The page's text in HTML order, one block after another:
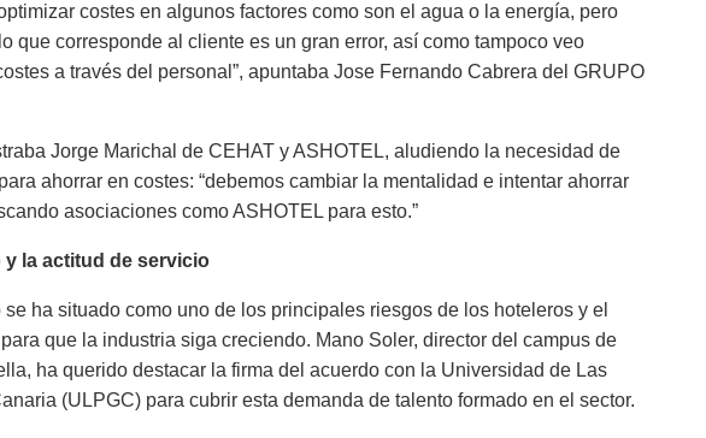
costes en algunos factores como son el agua o la energía, pero
que corresponde al cliente es un gran error, así como tampoco veo
a través del personal”, apuntaba Jose Fernando Cabrera del GRUPO
Jorge Marichal de CEHAT y ASHOTEL, aludiendo la necesidad de
ahorrar en costes: “debemos cambiar la mentalidad e intentar ahorrar
asociaciones como ASHOTEL para esto.”
y la actitud de servicio
ha situado como uno de los principales riesgos de los hoteleros y el
que la industria siga creciendo. Mano Soler, director del campus de
ha querido destacar la firma del acuerdo con la Universidad de Las
(ULPGC) para cubrir esta demanda de talento formado en el sector.